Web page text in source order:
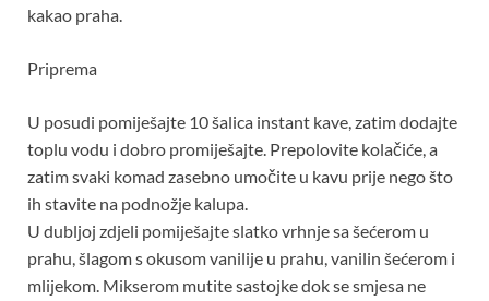
kakao praha.
Priprema
U posudi pomiješajte 10 šalica instant kave, zatim dodajte
toplu vodu i dobro promiješajte. Prepolovite kolačiće, a
zatim svaki komad zasebno umočite u kavu prije nego što
ih stavite na podnožje kalupa.
U dubljoj zdjeli pomiješajte slatko vrhnje sa šećerom u
prahu, šlagom s okusom vanilije u prahu, vanilin šećerom i
mlijekom. Mikserom mutite sastojke dok se smjesa ne